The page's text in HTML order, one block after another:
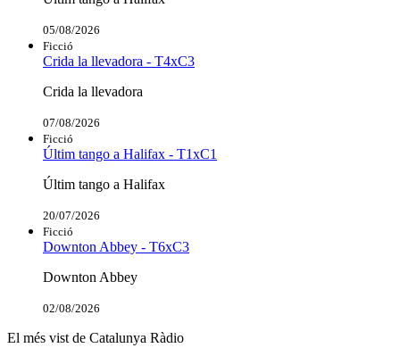
05/08/2026
Ficció
Crida la llevadora - T4xC3
Crida la llevadora
07/08/2026
Ficció
Últim tango a Halifax - T1xC1
Últim tango a Halifax
20/07/2026
Ficció
Downton Abbey - T6xC3
Downton Abbey
02/08/2026
El més vist de Catalunya Ràdio